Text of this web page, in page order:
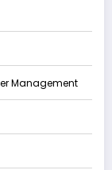
Management